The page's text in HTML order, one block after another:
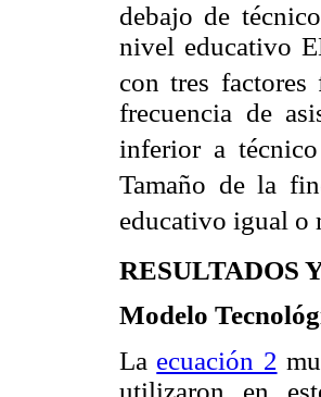
debajo de
nivel educativo
con tres
frecuencia de
inferior a
Tamaño de la
educativo igual o
RESULTADOS
Modelo
La ecuación 2
utilizaron en